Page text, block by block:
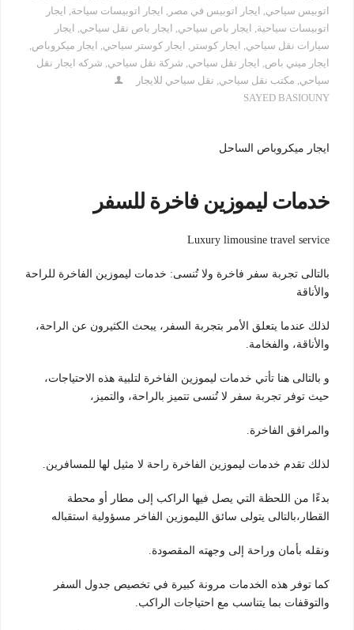
اتوبيس سياحي, ايجار اتوبيس في مصر , ايجار اتوبيسات سياحة, ايجار
اتوبيسات سياحية, ايجار باص سياحي, ايجار باص نقل سياحي, ايجار
سيارات نقل سياحي, ايجار كوستر , ايجار كوستر سياحي, ايجار ميكروباص,
ايجار ميني باص, ايجار نقل سياحي, شركة نقل سياحي, شركه ايجار نقل
سياحي, مكتب نقل سياحي, نقل سياحي للايجار
SAYED BASIOUNY
ايجار ميكروباص الساحل
خدمات ليموزين فاخرة للسفر
Luxury limousine travel service
بالتالى تجربة سفر فاخرة ولا تُنسى: خدمات ليموزين الفاخرة للراحة
والأناقة
لذلك عندما يتعلق الأمر بتجربة السفر، يبحث الكثيرون عن الراحة،
والأناقة، والفخامة.
و بالتالى هنا تأتي خدمات ليموزين الفاخرة لتلبية هذه الاحتياجات،
حيث توفر تجربة سفر لا تُنسى تتميز بالراحة، والتميز،
والمرافق الفاخرة.
لذلك تقدم خدمات ليموزين الفاخرة راحة لا مثيل لها للمسافرين.
بدءًا من اللحظة التي يصل فيها الراكب إلى مطار أو محطة
القطار،بالتالى يتولى سائق الليموزين الفاخر مسؤولية استقباله
ونقله بأمان وراحة إلى وجهته المقصودة.
كما توفر هذه الخدمات مرونة كبيرة في تخصيص جدول السفر
والتوقفات بما يتناسب مع احتياجات الراكب.